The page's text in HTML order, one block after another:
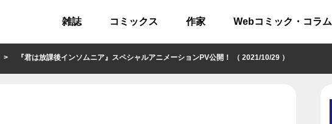
雑誌 コミックス 作家 Webコミック・コラム
> 『君は放課後インソムニア』スペシャルアニメーションPV公開！ （ 2021/10/29 ）